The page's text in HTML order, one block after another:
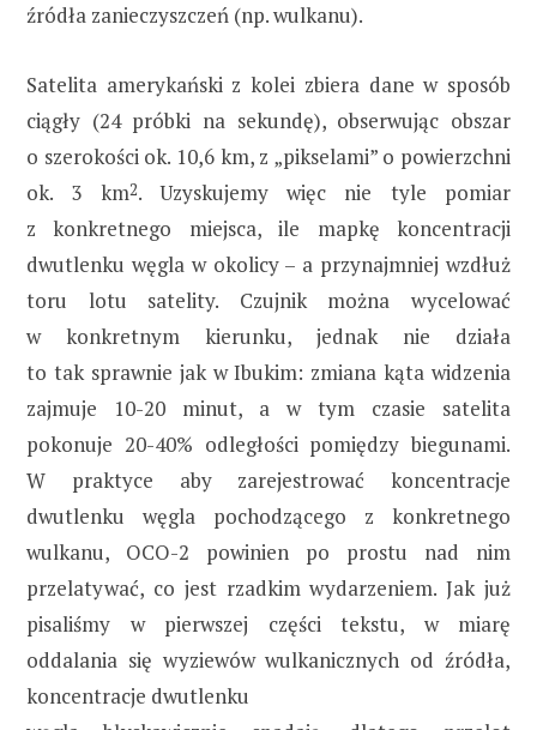
źródła zanieczyszczeń (np. wulkanu).
Satelita amerykański z kolei zbiera dane w sposób
ciągły (24 próbki na sekundę), obserwując obszar
o szerokości ok. 10,6 km, z „pikselami” o powierzchni
ok. 3 km2. Uzyskujemy więc nie tyle pomiar
z konkretnego miejsca, ile mapkę koncentracji
dwutlenku węgla w okolicy – a przynajmniej wzdłuż
toru lotu satelity. Czujnik można wycelować
w konkretnym kierunku, jednak nie działa
to tak sprawnie jak w Ibukim: zmiana kąta widzenia
zajmuje 10-20 minut, a w tym czasie satelita
pokonuje 20-40% odległości pomiędzy biegunami.
W praktyce aby zarejestrować koncentracje
dwutlenku węgla pochodzącego z konkretnego
wulkanu, OCO-2 powinien po prostu nad nim
przelatywać, co jest rzadkim wydarzeniem. Jak już
pisaliśmy w pierwszej części tekstu, w miarę
oddalania się wyziewów wulkanicznych od źródła,
koncentracje dwutlenku